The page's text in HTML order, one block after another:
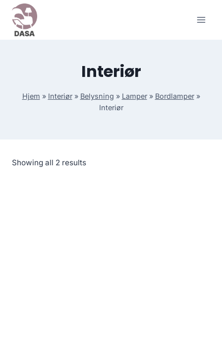
Skip
content
Interiør
Hjem » Interiør» Belysning » Lamper» Bordlamper»
Interiør
Showing all 2 results